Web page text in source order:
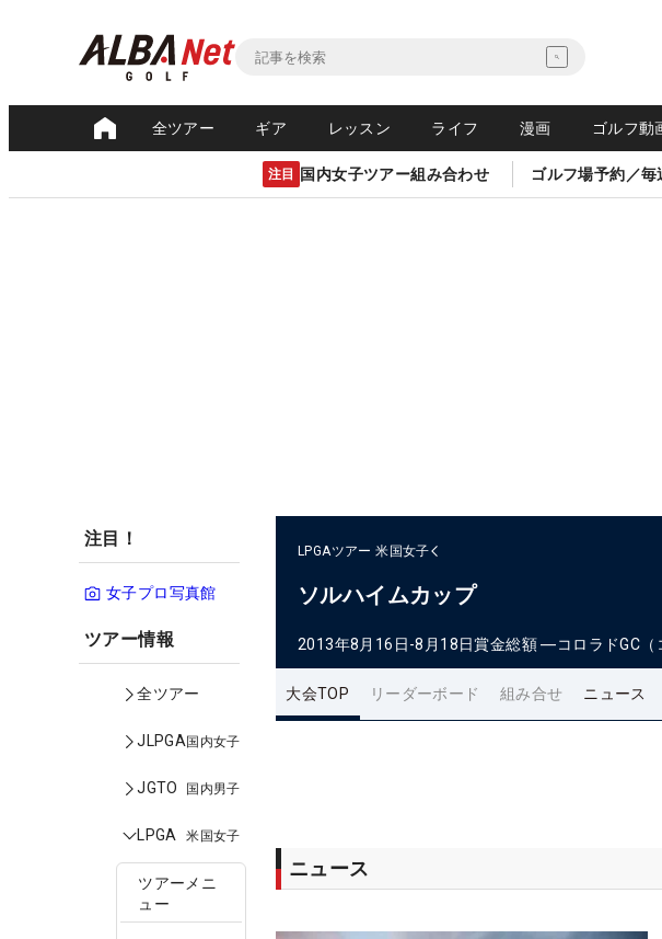
全ツアー ギア レッスン ライフ 漫画 ゴルフ動
注目 国内女子ツアー組み合わせ ゴルフ場予約／
注目！
女子プロ写真館
ツアー情報
全ツアー
JLPGA国内女子
JGTO 国内男子
LPGA 米国女子
ツアーメニ
ュー
LPGAツアー 米国女子
ソルハイムカップ
2013年8月16日-8月18日賞金総額 ―コロラドGC（
大会TOP リーダーボード 組み合せ ニュース
ニュース